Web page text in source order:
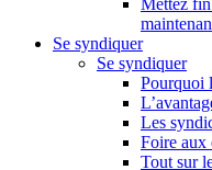
Se syndiquer
Se syndiquer
Pourquoi
Les
Foire aux
Tout sur